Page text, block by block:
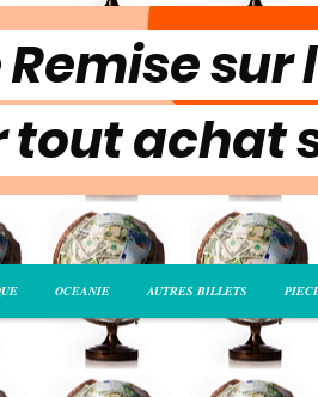
Remise
tout achat
OCEANIE AUTRES BILLETS